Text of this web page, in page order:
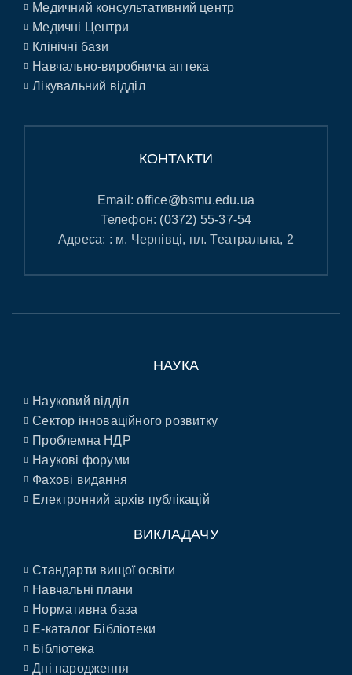
Медичний консультативний центр
Медичні Центри
Клінічні бази
Навчально-виробнича аптека
Лікувальний відділ
КОНТАКТИ
Email:office@bsmu.edu.ua
Телефон: (0372) 55-37-54
Адреса: : м. Чернівці, пл. Театральна, 2
НАУКА
Науковий відділ
Сектор інноваційного розвитку
Проблемна НДР
Наукові форуми
Фахові видання
Електронний архів публікацій
ВИКЛАДАЧУ
Стандарти вищої освіти
Навчальні плани
Нормативна база
E-каталог Бібліотеки
Бібліотека
Дні народження